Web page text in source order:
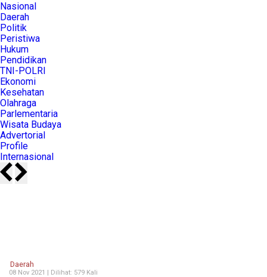
Nasional
Daerah
Politik
Peristiwa
Hukum
Pendidikan
TNI-POLRI
Ekonomi
Kesehatan
Olahraga
Parlementaria
Wisata Budaya
Advertorial
Profile
Internasional
Daerah
08 Nov 2021 | Dilihat: 579 Kali